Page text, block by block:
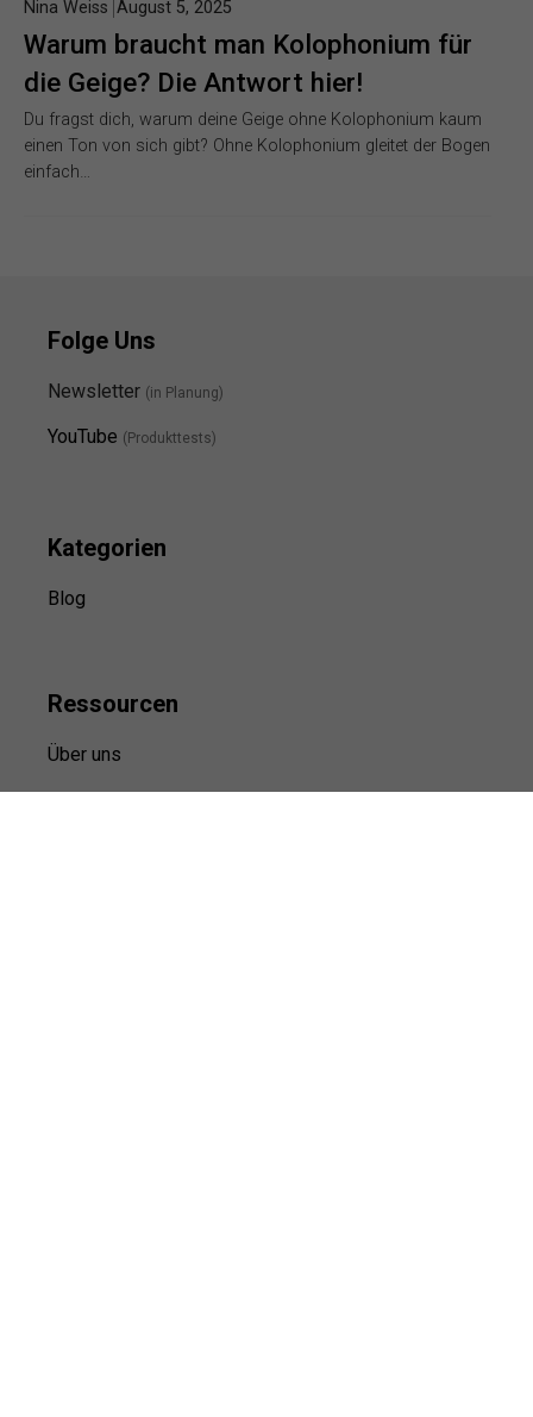
Warum braucht man Kolophonium für
die Geige? Die Antwort hier!
Nina Weiss August 5, 2025
Du fragst dich, warum deine Geige ohne Kolophonium kaum
einen Ton von sich gibt? Ohne Kolophonium gleitet der Bogen
einfach…
Folge Uns
Newsletter (in Planung)
YouTube (Produkttests)
Kategorien
Blog
Ressourcen
Über uns
Kontakt